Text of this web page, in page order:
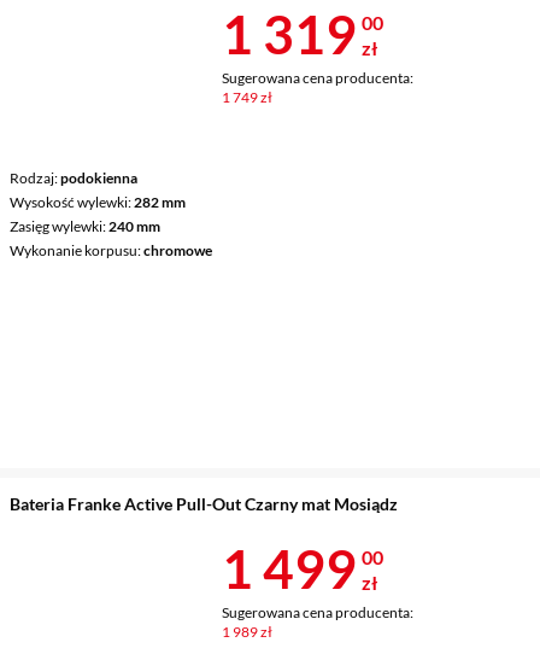
Rodzaj podokienna
Wysokość wylewki 282 mm
Zasięg wylewki 240 mm
Wykonanie korpusu chromowe
Cena 1 319 zł
1 319 00
zł
Sugerowana cena producenta:
1 749 zł
Bateria Franke Active Pull-Out Czarny mat Mosiądz
Cena 1 499 zł
1 499 00
zł
Sugerowana cena producenta:
1 989 zł